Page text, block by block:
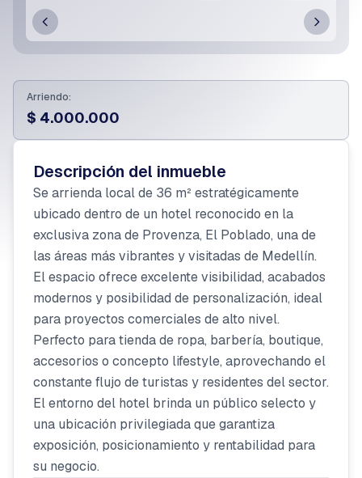
Arriendo:
$ 4.000.000
Descripción del inmueble
Se arrienda local de 36 m² estratégicamente
ubicado dentro de un hotel reconocido en la
exclusiva zona de Provenza, El Poblado, una de
las áreas más vibrantes y visitadas de Medellín.
El espacio ofrece excelente visibilidad, acabados
modernos y posibilidad de personalización, ideal
para proyectos comerciales de alto nivel.
Perfecto para tienda de ropa, barbería, boutique,
accesorios o concepto lifestyle, aprovechando el
constante flujo de turistas y residentes del sector.
El entorno del hotel brinda un público selecto y
una ubicación privilegiada que garantiza
exposición, posicionamiento y rentabilidad para
su negocio.